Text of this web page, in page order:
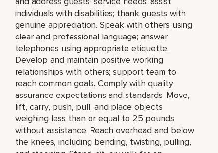
individuals with disabilities; thank guests with
genuine appreciation. Speak with others using
clear and professional language; answer
telephones using appropriate etiquette.
Develop and maintain positive working
relationships with others; support team to
reach common goals. Comply with quality
assurance expectations and standards. Move,
lift, carry, push, pull, and place objects
weighing less than or equal to 25 pounds
without assistance. Reach overhead and below
the knees, including bending, twisting, pulling,